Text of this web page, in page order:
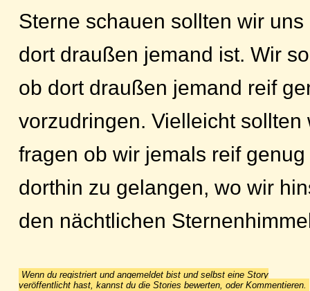
Sterne schauen sollten wir
dort draußen jemand ist. Wir
ob dort draußen jemand reif
vorzudringen. Vielleicht sollten
fragen ob wir jemals reif
dorthin zu gelangen, wo wir
den nächtlichen
Wenn du registriert und angemeldet bist und selbst eine Story
veröffentlicht hast, kannst du die Stories bewerten, oder Kommentieren.